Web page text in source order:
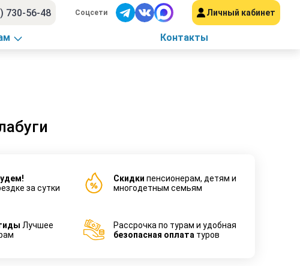
730-56-48 Соцсети Личный кабинет
Контакты
за сутки
Cкидки пенсионерам, детям и
многодетным семьям
Лучшее
Рассрочка по турам и удобная
безопасная оплата туров